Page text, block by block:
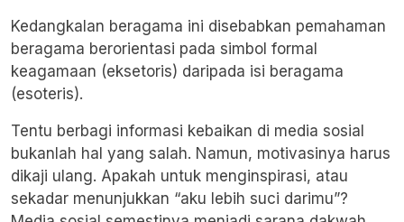
Kedangkalan beragama ini disebabkan pemahaman
beragama berorientasi pada simbol formal
keagamaan (eksetoris) daripada isi beragama
(esoteris).
Tentu berbagi informasi kebaikan di media sosial
bukanlah hal yang salah. Namun, motivasinya harus
dikaji ulang. Apakah untuk menginspirasi, atau
sekadar menunjukkan “aku lebih suci darimu”?